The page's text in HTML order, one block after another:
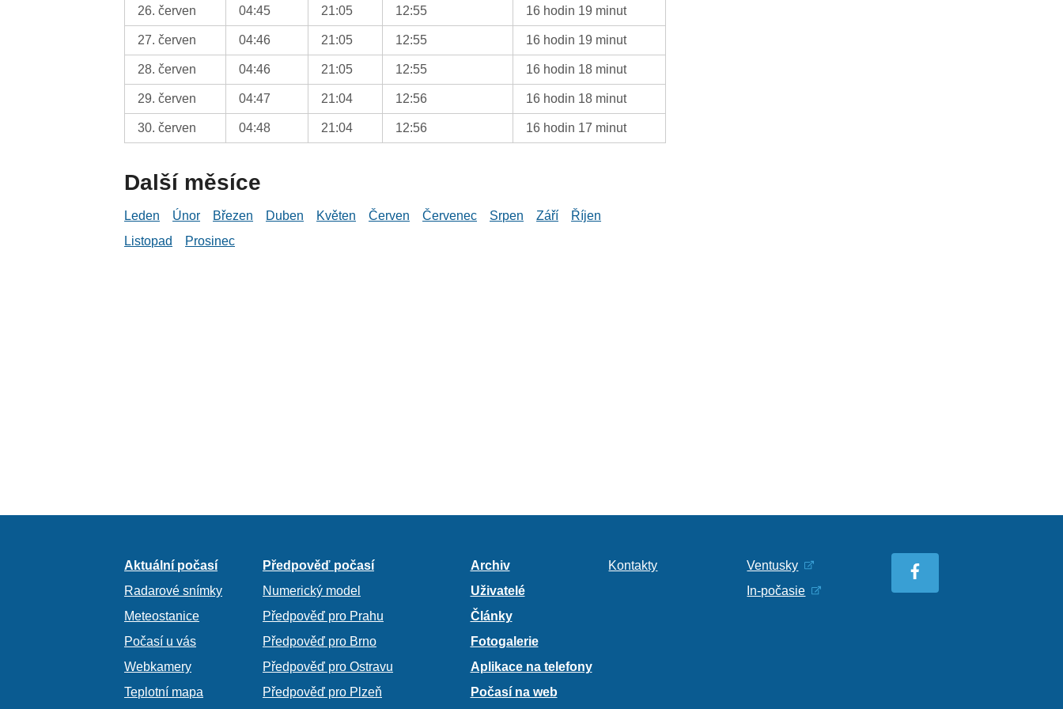
26. červen 04:45 21:05 12:55 16 hodin 19 minut
27. červen 04:46 21:05 12:55 16 hodin 19 minut
28. červen 04:46 21:05 12:55 16 hodin 18 minut
29. červen 04:47 21:04 12:56 16 hodin 18 minut
30. červen 04:48 21:04 12:56 16 hodin 17 minut
Další měsíce
Leden Únor Březen Duben Květen Červen Červenec Srpen Září
Říjen
Listopad
Prosinec
Aktuální počasí
Radarové snímky
Meteostanice
Počasí u vás
Webkamery
Teplotní mapa
Předpověď počasí
Numerický model
Předpověď pro Prahu
Předpověď pro Brno
Předpověď pro Ostravu
Předpověď pro Plzeň
Archiv
Uživatelé
Články
Fotogalerie
Aplikace na telefony
Počasí na web
Kontakty
Ventusky
In-počasie